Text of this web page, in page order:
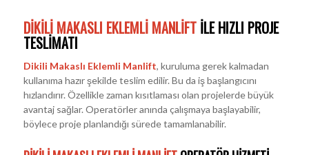
DIKILI MAKASLI EKLEMLI MANLIFTILE HIZLI PROJE
TESLIMATI
Dikili Makaslı Eklemli Manlift, kuruluma gerek kalmadan
kullanıma hazır şekilde teslim edilir. Bu da iş başlangıcını
hızlandırır. Özellikle zaman kısıtlaması olan projelerde büyük
avantaj sağlar. Operatörler anında çalışmaya başlayabilir,
böylece proje planlandığı sürede tamamlanabilir.